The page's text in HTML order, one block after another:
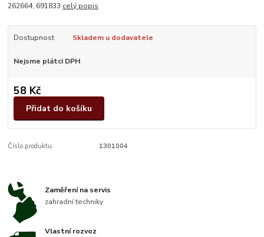
262664, 691833 celý popis
Dostupnost Skladem u dodavatele
Nejsme plátci DPH
58 Kč
Přidat do košíku
Číslo produktu: 1301004
Zaměření na servis
zahradní techniky
Vlastní rozvoz